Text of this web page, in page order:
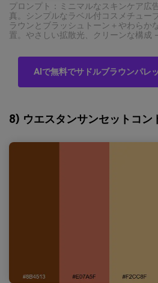
プロンプト：ミニマルなスキンケア広
真。シンプルなラベル付コスメチュー
ラウンとブラッシュトーン＋やわらか
置。やさしい拡散光、クリーンな構成
AIで無料でサドルブラウンパレ
8) ウエスタンサンセットコン